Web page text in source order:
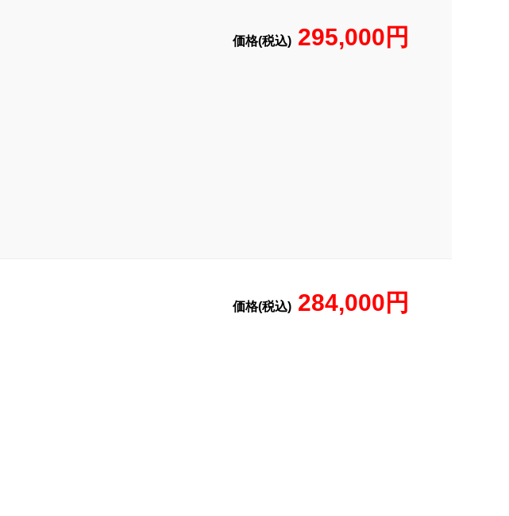
価格(税込)295,000円
価格(税込)284,000円